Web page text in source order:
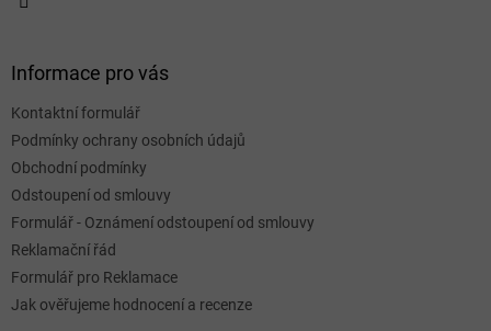
Informace pro vás
Kontaktní formulář
Podmínky ochrany osobních údajů
Obchodní podmínky
Odstoupení od smlouvy
Formulář - Oznámení odstoupení od smlouvy
Reklamační řád
Formulář pro Reklamace
Jak ověřujeme hodnocení a recenze